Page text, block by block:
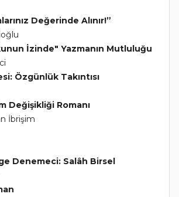
Değerinde Alınır!”
İzinde" Yazmanın Mutluluğu
Özgünlük Takıntısı
Değişikliği Romanı
İbrişim
Denemeci: Salâh Birsel